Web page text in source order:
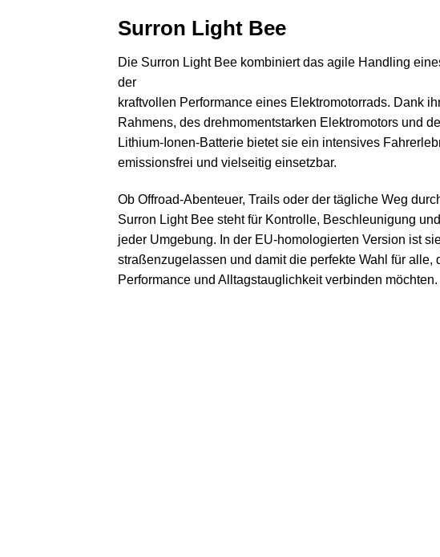
Surron Light Bee
Die Surron Light Bee kombiniert das agile Handling
der
kraftvollen Performance eines Elektromotorrads. Dank
Rahmens, des drehmomentstarken Elektromotors und
Lithium-Ionen-Batterie bietet sie ein intensives
emissionsfrei und vielseitig einsetzbar.
Ob Offroad-Abenteuer, Trails oder der tägliche Weg
Surron Light Bee steht für Kontrolle, Beschleunigung
jeder Umgebung. In der EU-homologierten Version ist
straßenzugelassen und damit die perfekte Wahl für alle,
Performance und Alltagstauglichkeit verbinden möchten.